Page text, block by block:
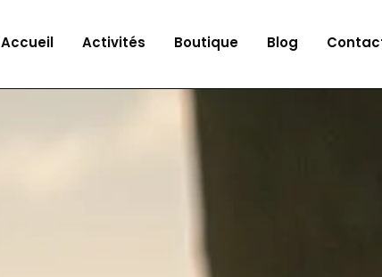
Accueil Activités Boutique Blog